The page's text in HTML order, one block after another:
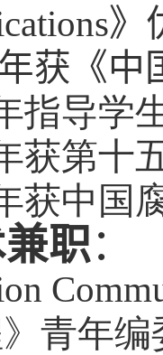
》
年获 《
指导学
获第十
获中国
职：
青年